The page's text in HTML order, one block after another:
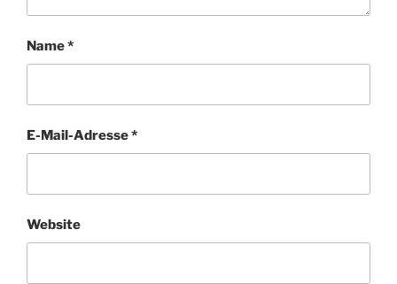
Name*
E-Mail-Adresse*
Website